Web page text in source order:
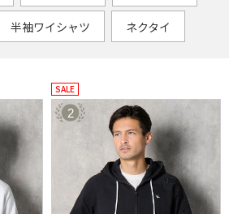
半袖ワイシャツ ネクタイ
SALE
2